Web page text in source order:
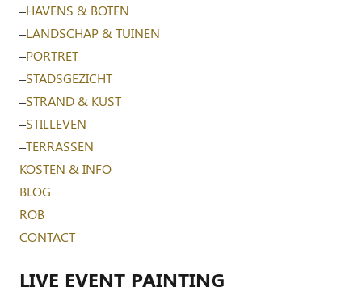
–HAVENS & BOTEN
–LANDSCHAP & TUINEN
–PORTRET
–STADSGEZICHT
–STRAND & KUST
–STILLEVEN
–TERRASSEN
KOSTEN & INFO
BLOG
ROB
CONTACT
LIVE EVENT PAINTING